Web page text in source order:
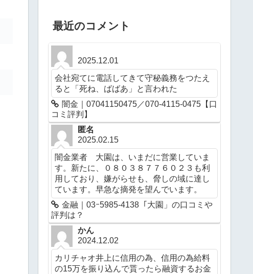
最近のコメント
2025.12.01
会社宛てに電話してきて守秘義務をつたえ
ると「死ね、ばばあ」と言われた
闇金｜07041150475／070-4115-0475【口
コミ評判】
匿名
2025.02.15
闇金業者 大園は、いまだに営業していま
す。新たに、０８０３８７７６０２３も利
用しており、嫌がらせも、脅しの域に達し
ています。早急な摘発を望んでいます。
金融｜03ｰ5985-4138「大園」の口コミや
評判は？
かん
2024.12.02
カリチャオ井上に信用の為、信用の為給料
の15万を振り込んで貰ったら融資するお金